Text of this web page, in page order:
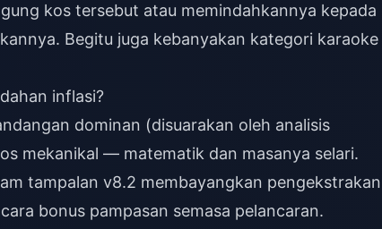
kos tersebut atau memindahkannya kepada
Begitu juga kebanyakan kategori karaoke
inflasi?
dominan (disuarakan oleh analisis
mekanikal — matematik dan masanya selari.
tampalan v8.2 membayangkan pengekstrakan
bonus pampasan semasa pelancaran.